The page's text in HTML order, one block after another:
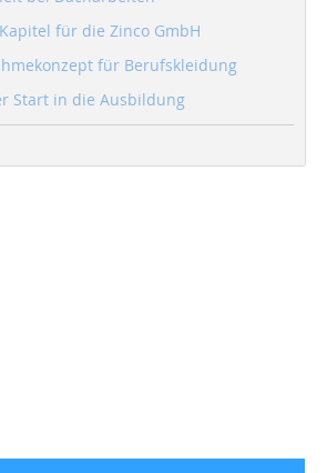
für die Zinco GmbH
für Berufskleidung
Start in die Ausbildung